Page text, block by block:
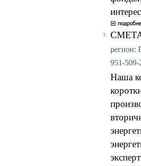
3.
регион:
951-
Наша